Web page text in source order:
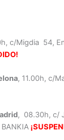
c/Migdia 54,
, 11.00h, c/
, 08.30h, c/